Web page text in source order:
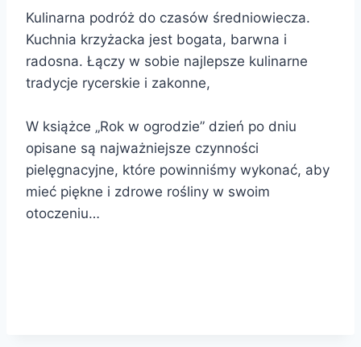
Kulinarna podróż do czasów średniowiecza.
Kuchnia krzyżacka jest bogata, barwna i
radosna. Łączy w sobie najlepsze kulinarne
tradycje rycerskie i zakonne,
W książce „Rok w ogrodzie” dzień po dniu
opisane są najważniejsze czynności
pielęgnacyjne, które powinniśmy wykonać, aby
mieć piękne i zdrowe rośliny w swoim
otoczeniu…